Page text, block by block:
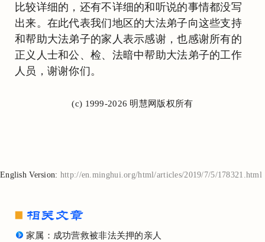
比较详细的，还有不详细的和听说的事情都没写
出来。在此代表我们地区的大法弟子向这些支持
和帮助大法弟子的家人表示感谢，也感谢所有的
正义人士和公、检、法暗中帮助大法弟子的工作
人员，谢谢你们。
(c) 1999-2026 明慧网版权所有
English Version: http://en.minghui.org/html/articles/2019/7/5/178321.html
家属：成功营救被非法关押的亲人